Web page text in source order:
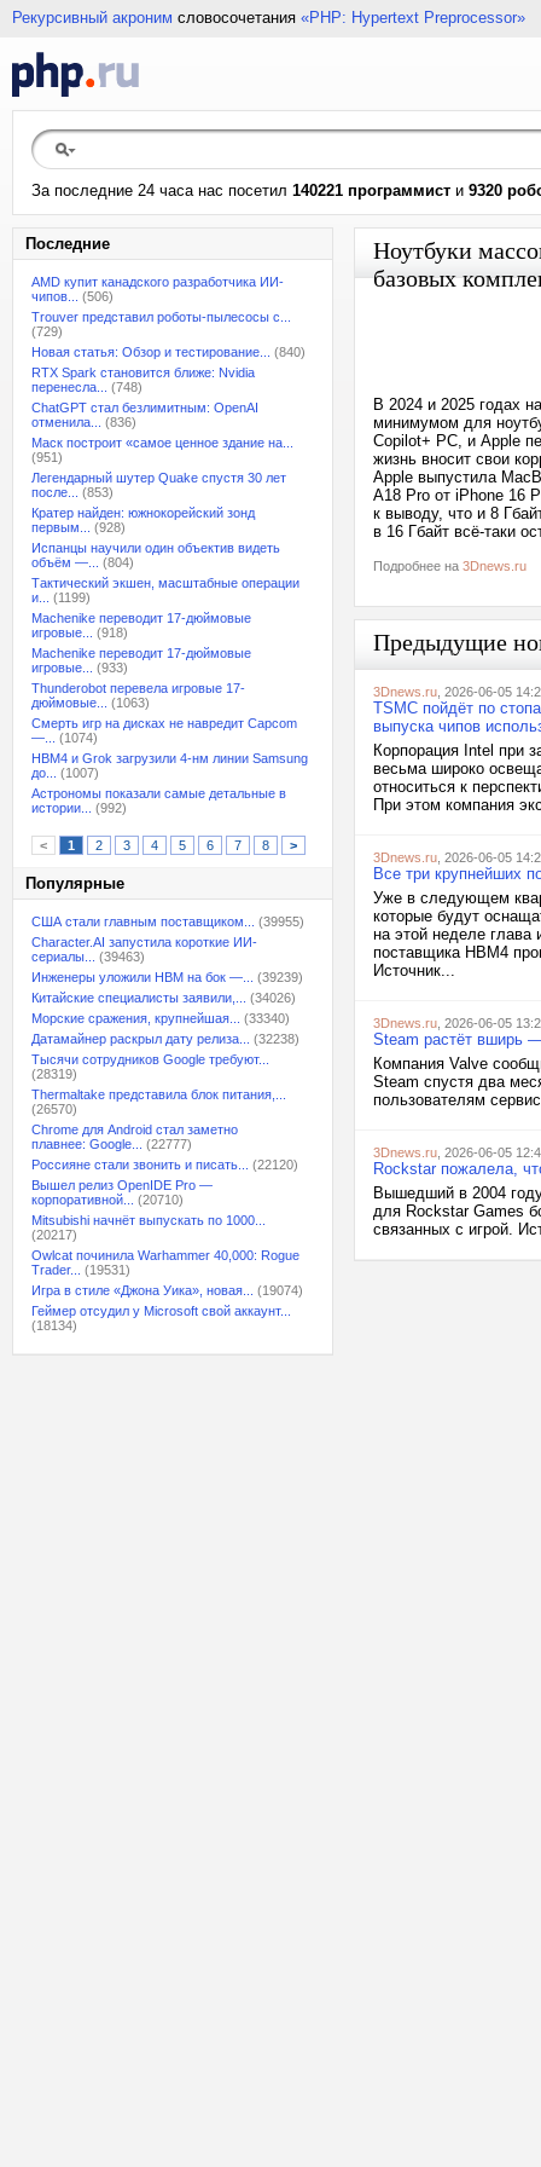
Рекурсивный акроним словосочетания «PHP: Hypertext Preprocessor»
За последние 24 часа нас посетил 140221 программист и 9320
Последние
AMD купит канадского разработчика ИИ-
чипов...
(506)
Trouver представил роботы-пылесосы с...
(729)
Новая статья: Обзор и тестирование...
(840)
RTX Spark становится ближе: Nvidia
перенесла...
(748)
ChatGPT стал безлимитным: OpenAI
отменила...
(836)
Маск построит «самое ценное здание на...
(951)
Легендарный шутер Quake спустя 30 лет
после...
(853)
Кратер найден: южнокорейский зонд
первым...
(928)
Испанцы научили один объектив видеть
объём —...
(804)
Тактический экшен, масштабные операции
и...
(1199)
Machenike переводит 17-дюймовые
игровые...
(918)
Machenike переводит 17-дюймовые
игровые...
(933)
Thunderobot перевела игровые 17-
дюймовые...
(1063)
Смерть игр на дисках не навредит Capcom
—...
(1074)
HBM4 и Grok загрузили 4-нм линии Samsung
до...
(1007)
Астрономы показали самые детальные в
истории...
(992)
< 1 2 3 4 5 6 7 8 >
Популярные
США стали главным поставщиком...
(39955)
Character.AI запустила короткие ИИ-
сериалы...
(39463)
Инженеры уложили HBM на бок —...
(39239)
Китайские специалисты заявили,...
(34026)
Морские сражения, крупнейшая...
(33340)
Датамайнер раскрыл дату релиза...
(32238)
Тысячи сотрудников Google требуют...
(28319)
Thermaltake представила блок питания,...
(26570)
Chrome для Android стал заметно
плавнее: Google...
(22777)
Россияне стали звонить и писать...
(22120)
Вышел релиз OpenIDE Pro —
корпоративной...
(20710)
Mitsubishi начнёт выпускать по 1000...
(20217)
Owlcat починила Warhammer 40,000: Rogue
Trader...
(19531)
Игра в стиле «Джона Уика», новая...
(19074)
Геймер отсудил у Microsoft свой аккаунт...
(18134)
Ноутбуки
базовых
В 2024 и 2025 годах
минимумом для
Copilot+ PC, и Apple
жизнь вносит свои
Apple выпустила
A18 Pro от iPhone 16
к выводу, что и 8
в 16 Гбайт всё-таки
Подробнее на 3Dnews.ru
Предыдущие
3Dnews.ru , 2026-06-05
TSMC пойдёт по
выпуска чипов
Корпорация Intel при
весьма широко
относиться к
При этом компания
3Dnews.ru , 2026-06-05
Все три крупнейших
Уже в следующем
которые будут
на этой неделе глава
поставщика HBM4
Источник...
3Dnews.ru , 2026-06-05
Steam растёт вширь
Компания Valve
Steam спустя два
пользователям
3Dnews.ru , 2026-06-05
Rockstar пожалела,
Вышедший в 2004
для Rockstar Games
связанных с игрой.